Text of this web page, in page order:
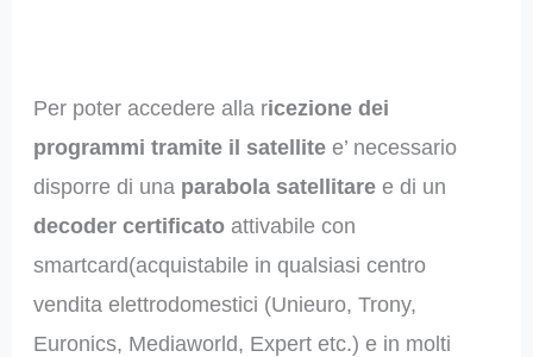
Per poter accedere alla ricezione dei
programmi tramite il satellitee’ necessario
disporre di una parabola satellitaree di un
decoder certificatoattivabile con
smartcard(acquistabile in qualsiasi centro
vendita elettrodomestici (Unieuro, Trony,
Euronics, Mediaworld, Expert etc.) e in molti